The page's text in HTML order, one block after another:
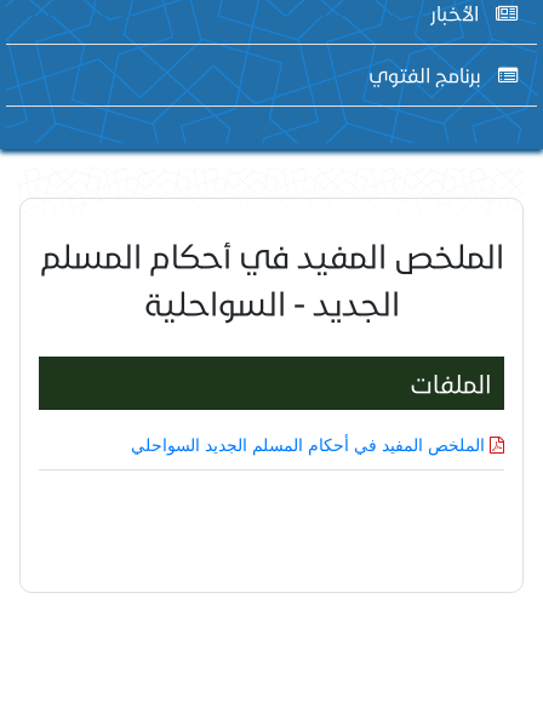
الأخبار
برنامج الفتوي
الملخص المفيد في أحكام المسلم
الجديد - السواحلية
الملفات
الملخص المفيد في أحكام المسلم الجديد السواحلي